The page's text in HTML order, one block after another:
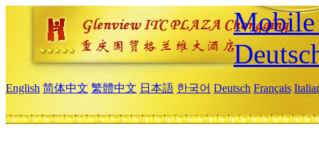
Mobile
English 简体中文 繁體中文 日本語 한국어 Deutsch Français